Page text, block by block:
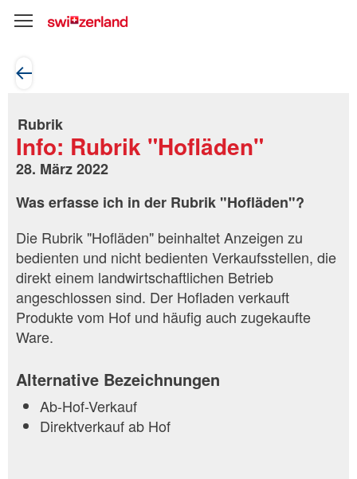
Rubrik
Info: Rubrik "Hofläden"
28. März 2022
Was erfasse ich in der Rubrik "Hofläden"?
Die Rubrik "Hofläden" beinhaltet Anzeigen zu
bedienten und nicht bedienten Verkaufsstellen, die
direkt einem landwirtschaftlichen Betrieb
angeschlossen sind. Der Hofladen verkauft
Produkte vom Hof und häufig auch zugekaufte
Ware.
Alternative Bezeichnungen
Ab-Hof-Verkauf
Direktverkauf ab Hof